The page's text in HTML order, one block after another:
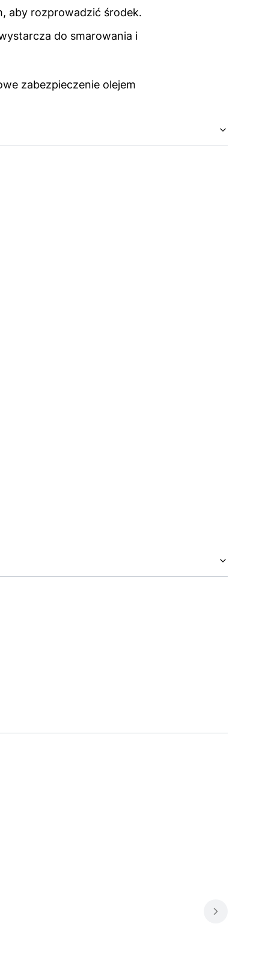
aby rozprowadzić środek.
do smarowania i
zabezpieczenie olejem